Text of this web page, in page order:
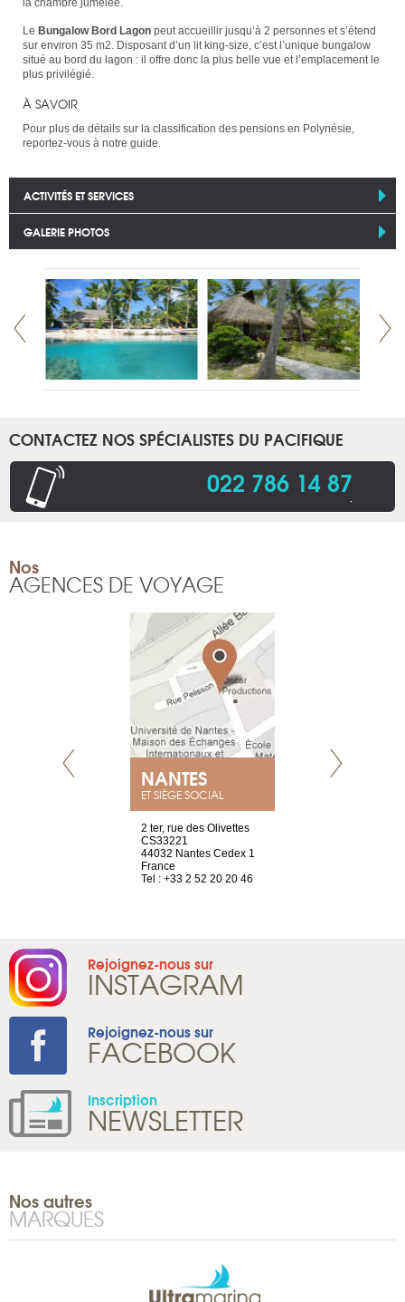
la chambre jumelée.
Le Bungalow Bord Lagon peut accueillir jusqu’à 2 personnes et s’étend
sur environ 35 m2. Disposant d’un lit king-size, c’est l’unique bungalow
situé au bord du lagon : il offre donc la plus belle vue et l’emplacement le
plus privilégié.
À SAVOIR
Pour plus de détails sur la classification des pensions en Polynésie,
reportez-vous à notre guide.
ACTIVITÉS ET SERVICES
GALERIE PHOTOS
CONTACTEZ NOS SPÉCIALISTES DU PACIFIQUE
022 786 14 87.
Nos
AGENCES DE VOYAGE
NANTES
ET SIÈGE SOCIAL
2 ter, rue des Olivettes
CS33221
44032 Nantes Cedex 1
France
Tel : +33 2 52 20 20 46
Rejoignez-nous sur
INSTAGRAM
Rejoignez-nous sur
FACEBOOK
Inscription
NEWSLETTER
Nos autres
MARQUES